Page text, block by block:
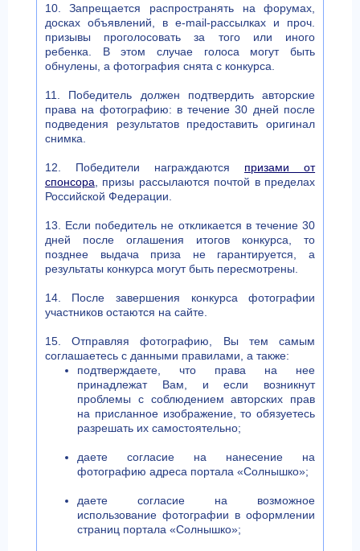
10. Запрещается распространять на форумах,
досках объявлений, в e-mail-рассылках и проч.
призывы проголосовать за того или иного
ребенка. В этом случае голоса могут быть
обнулены, а фотография снята с конкурса.
11. Победитель должен подтвердить авторские
права на фотографию: в течение 30 дней после
подведения результатов предоставить оригинал
снимка.
12. Победители награждаются призами от
спонсора , призы рассылаются почтой в пределах
Российской Федерации.
13. Если победитель не откликается в течение 30
дней после оглашения итогов конкурса, то
позднее выдача приза не гарантируется, а
результаты конкурса могут быть пересмотрены.
14. После завершения конкурса фотографии
участников остаются на сайте.
15. Отправляя фотографию, Вы тем самым
соглашаетесь с данными правилами, а также:
подтверждаете, что права на нее
принадлежат Вам, и если возникнут
проблемы с соблюдением авторских прав
на присланное изображение, то обязуетесь
разрешать их самостоятельно;
даете согласие на нанесение на
фотографию адреса портала «Солнышко»;
даете согласие на возможное
использование фотографии в оформлении
страниц портала «Солнышко»;